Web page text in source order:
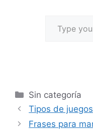
Sin categoría
Tipos de juegos
Frases para